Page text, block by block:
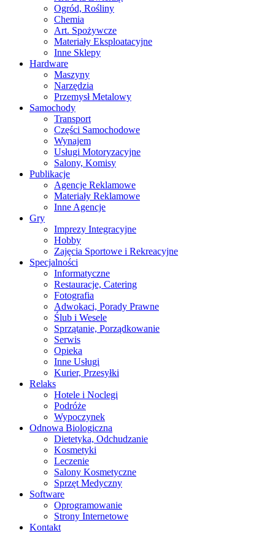
Ogród, Rośliny
Chemia
Art. Spożywcze
Materiały Eksploatacyjne
Inne Sklepy
Hardware
Maszyny
Narzędzia
Przemysł Metalowy
Samochody
Transport
Części Samochodowe
Wynajem
Usługi Motoryzacyjne
Salony, Komisy
Publikacje
Agencje Reklamowe
Materiały Reklamowe
Inne Agencje
Gry
Imprezy Integracyjne
Hobby
Zajęcia Sportowe i Rekreacyjne
Specjalności
Informatyczne
Restauracje, Catering
Fotografia
Adwokaci, Porady Prawne
Ślub i Wesele
Sprzątanie, Porządkowanie
Serwis
Opieka
Inne Usługi
Kurier, Przesyłki
Relaks
Hotele i Noclegi
Podróże
Wypoczynek
Odnowa Biologiczna
Dietetyka, Odchudzanie
Kosmetyki
Leczenie
Salony Kosmetyczne
Sprzęt Medyczny
Software
Oprogramowanie
Strony Internetowe
Kontakt